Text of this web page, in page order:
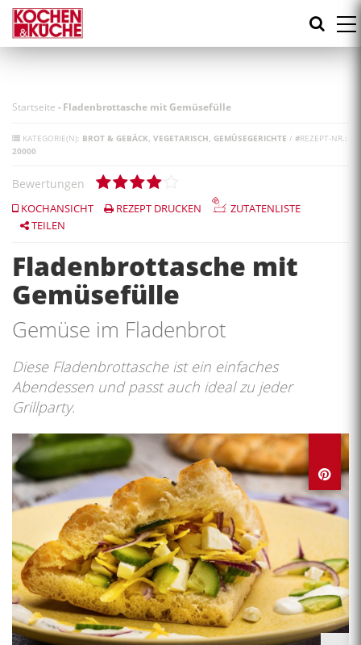
Direkt
zum
Inhalt
Startseite -Fladenbrottasche mit Gemüsefülle
KATEGORIE(N): BROT & GEBÄCK VEGETARISCH GEMÜSEGERICHTE / #REZEPT-NR.:
20000
Bewertungen
KOCHANSICHT REZEPT DRUCKEN
ZUTATENLISTE
TEILEN
Fladenbrottasche mit
Gemüsefülle
Gemüse im Fladenbrot
Diese Fladenbrottasche ist ein einfaches
Abendessen und passt auch ideal zu jeder
Grillparty.